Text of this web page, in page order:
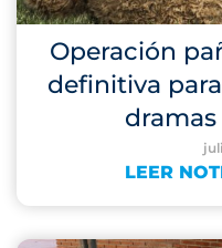
Operación
definitiva
LEER